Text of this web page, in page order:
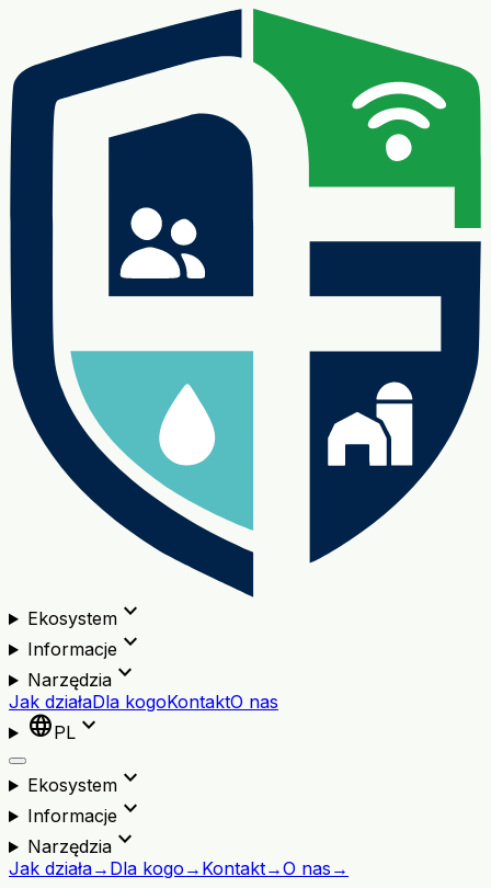
Ekosystemexpand_more
Informacjeexpand_more
Narzędziaexpand_more
Jak działaDla kogoKontaktO nas
languagePL expand_more
Ekosystemexpand_more
Informacjeexpand_more
Narzędziaexpand_more
Jak działa→ Dla kogo → Kontakt→O nas →